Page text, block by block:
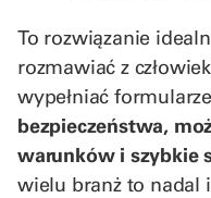
To rozwiązanie
rozmawiać z
wypełniać
bezpieczeństwa,
warunków i szybkie
wielu branż to nadal